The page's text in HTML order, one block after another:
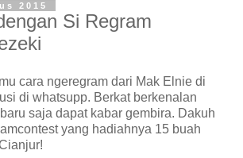
2015
Si Regram
cara ngeregram dari Mak Elnie di
di whatsupp. Berkat berkenalan
saja dapat kabar gembira. Dakuh
yang hadiahnya 15 buah